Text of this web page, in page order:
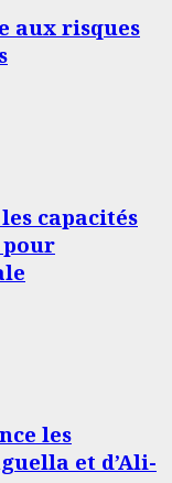
aux risques
capacités
pour
les
et d’Ali-